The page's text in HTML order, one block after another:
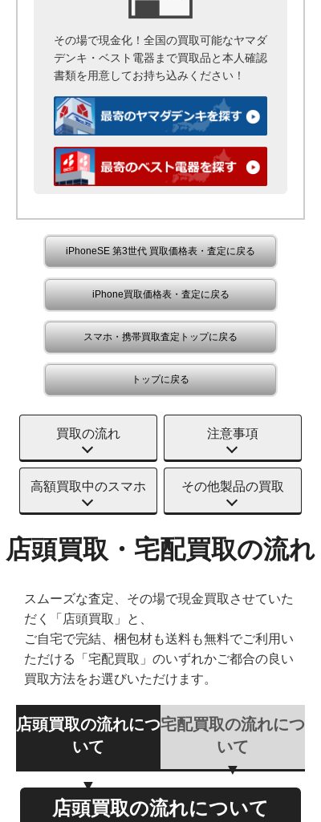
その場で現金化！全国の買取可能なヤマダ
デンキ・ベスト電器まで買取品と本人確認
書類を用意してお持ち込みください！
iPhoneSE 第3世代 買取価格表・査定に戻る
iPhone買取価格表・査定に戻る
スマホ・携帯買取査定トップに戻る
トップに戻る
買取の流れ 注意事項
高額買取中のスマホ その他製品の買取
店頭買取・宅配買取の流れ
スムーズな査定、その場で現金買取させていた
だく「店頭買取」と、
ご自宅で完結、梱包材も送料も無料でご利用い
ただける「宅配買取」のいずれかご都合の良い
買取方法をお選びいただけます。
店頭買取の流れにつ
いて
宅配買取の流れにつ
いて
店頭買取の流れについて